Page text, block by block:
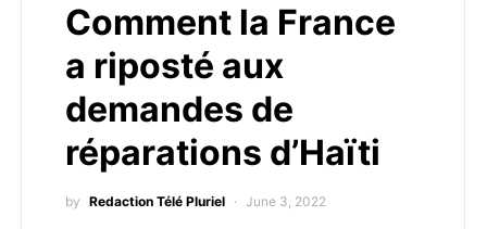
Comment la France
a riposté aux
demandes de
réparations d’Haïti
by Redaction Télé Pluriel June 3, 2022